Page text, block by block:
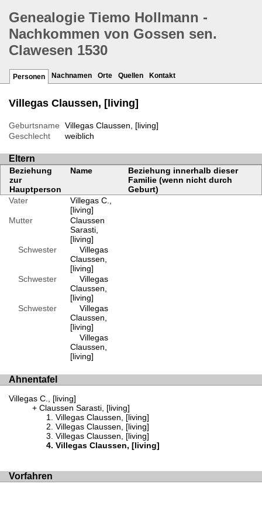
Genealogie Tiemo Hollmann -
Nachkommen von Gossen sen.
Clawesen 1530
Personen Nachnamen Orte Quellen Kontakt
Villegas Claussen, [living]
Geburtsname
Villegas Claussen, [living]
Geschlecht
weiblich
Eltern
Beziehung
zur
Hauptperson
Name
Beziehung innerhalb dieser
Familie (wenn nicht durch
Geburt)
Vater
Villegas C.,
[living]
Mutter
Claussen
Sarasti,
[living]
Schwester
Villegas
Claussen,
[living]
Schwester
Villegas
Claussen,
[living]
Schwester
Villegas
Claussen,
[living]
Villegas
Claussen,
[living]
Ahnentafel
Villegas C., [living]
Claussen Sarasti, [living]
Villegas Claussen, [living]
Villegas Claussen, [living]
Villegas Claussen, [living]
Villegas Claussen, [living]
Vorfahren